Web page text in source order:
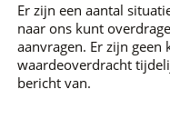
Er zijn een aantal
naar ons kunt
aanvragen. Er zijn
waardeoverdracht
bericht van.